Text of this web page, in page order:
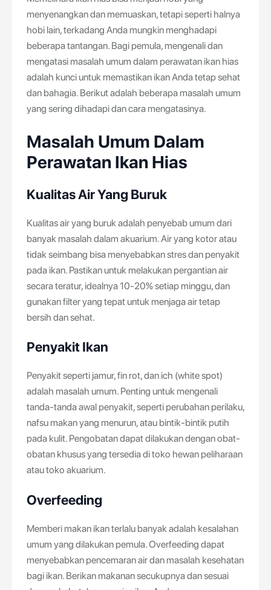
menyenangkan dan memuaskan, tetapi seperti halnya
hobi lain, terkadang Anda mungkin menghadapi
beberapa tantangan. Bagi pemula, mengenali dan
mengatasi masalah umum dalam perawatan ikan hias
adalah kunci untuk memastikan ikan Anda tetap sehat
dan bahagia. Berikut adalah beberapa masalah umum
yang sering dihadapi dan cara mengatasinya.
Masalah Umum Dalam
Perawatan Ikan Hias
Kualitas Air Yang Buruk
Kualitas air yang buruk adalah penyebab umum dari
banyak masalah dalam akuarium. Air yang kotor atau
tidak seimbang bisa menyebabkan stres dan penyakit
pada ikan. Pastikan untuk melakukan pergantian air
secara teratur, idealnya 10-20% setiap minggu, dan
gunakan filter yang tepat untuk menjaga air tetap
bersih dan sehat.
Penyakit Ikan
Penyakit seperti jamur, fin rot, dan ich (white spot)
adalah masalah umum. Penting untuk mengenali
tanda-tanda awal penyakit, seperti perubahan perilaku,
nafsu makan yang menurun, atau bintik-bintik putih
pada kulit. Pengobatan dapat dilakukan dengan obat-
obatan khusus yang tersedia di toko hewan peliharaan
atau toko akuarium.
Overfeeding
Memberi makan ikan terlalu banyak adalah kesalahan
umum yang dilakukan pemula. Overfeeding dapat
menyebabkan pencemaran air dan masalah kesehatan
bagi ikan. Berikan makanan secukupnya dan sesuai